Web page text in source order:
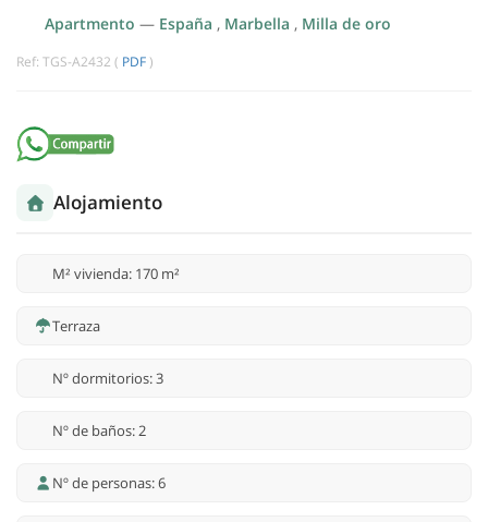
Apartmento — España , Marbella , Milla de oro
Ref: TGS-A2432 ( PDF )
Alojamiento
M² vivienda: 170 m²
Terraza
Nº dormitorios: 3
Nº de baños: 2
Nº de personas: 6